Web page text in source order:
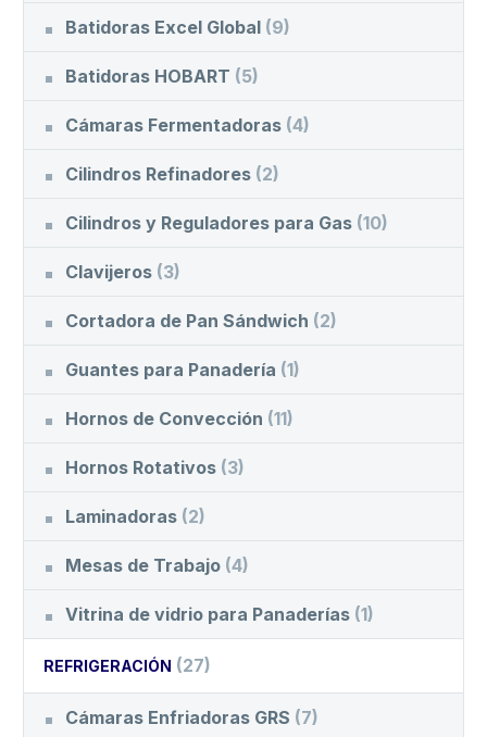
Batidoras Excel Global (9)
Batidoras HOBART (5)
Cámaras Fermentadoras (4)
Cilindros Refinadores (2)
Cilindros y Reguladores para Gas (10)
Clavijeros (3)
Cortadora de Pan Sándwich (2)
Guantes para Panadería (1)
Hornos de Convección (11)
Hornos Rotativos (3)
Laminadoras (2)
Mesas de Trabajo (4)
Vitrina de vidrio para Panaderías (1)
REFRIGERACIÓN (27)
Cámaras Enfriadoras GRS (7)